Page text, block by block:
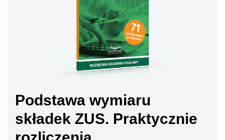
Podstawa wymiaru
składek ZUS. Praktycznie